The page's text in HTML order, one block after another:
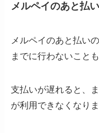
メルペイのあと払
メルペイのあと払い
までに行わないこと
支払いが遅れると、
が利用できなくなりま